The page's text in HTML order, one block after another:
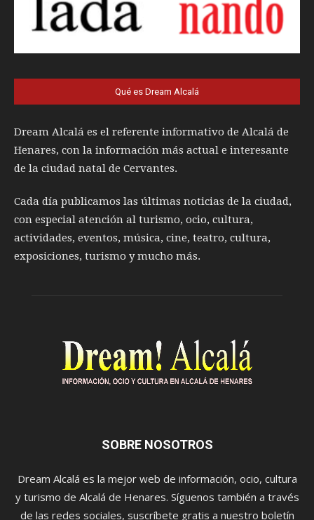
Qué es Dream Alcalá
Dream Alcalá es el referente informativo de Alcalá de
Henares, con la información más actual e interesante
de la ciudad natal de Cervantes.
Cada día publicamos las últimas noticias de la ciudad,
con especial atención al turismo, ocio, cultura,
actividades, eventos, música, cine, teatro, cultura,
exposiciones, turismo y mucho más.
SOBRE NOSOTROS
Dream Alcalá es la mejor web de información, ocio, cultura
y turismo de Alcalá de Henares. Síguenos también a través
de las redes sociales, suscríbete gratis a nuestro boletín